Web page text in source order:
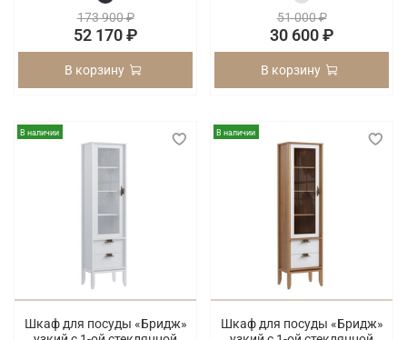
173 900 ₽
52 170 ₽
В корзину
51 000 ₽
30 600 ₽
В корзину
В наличии
Шкаф для посуды «Бридж»
В наличии
Шкаф для посуды «Бридж»